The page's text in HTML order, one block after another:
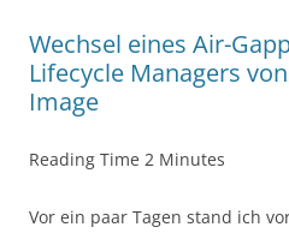
Wechsel eines Air-
Lifecycle Managers
Image
Reading Time 2 Minutes
Vor ein paar Tagen stand ich